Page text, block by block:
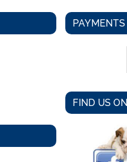
PAYMENTS
FIND US ON